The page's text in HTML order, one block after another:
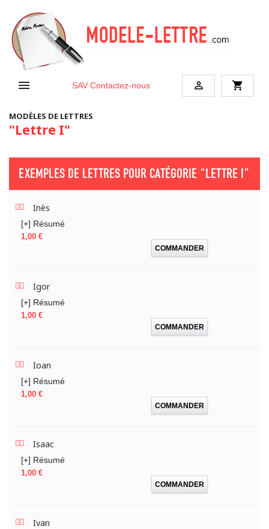
 SAV Contactez-nous  shopping_cart
MODÈLES DE LETTRES
"Lettre I"
EXEMPLES DE LETTRES POUR CATÉGORIE "LETTRE I"
Inès
[+] Résumé
Prix
1,00 €
COMMANDER
Igor
[+] Résumé
Prix
1,00 €
COMMANDER
Ioan
[+] Résumé
Prix
1,00 €
COMMANDER
Isaac
[+] Résumé
Prix
1,00 €
COMMANDER
Ivan